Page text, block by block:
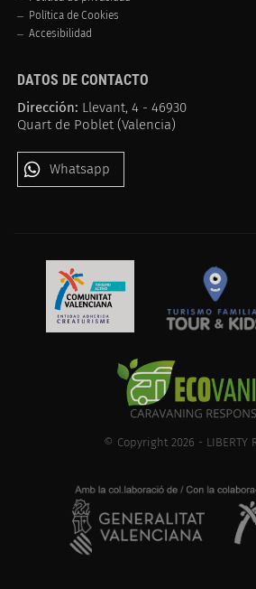
Política de Cookies
Accesibilidad
DATOS DE CONTACTO
Dirección: Llevant, 4 - 46930
Quart de Poblet (Valencia)
Whatsapp
© Copyright 2026 - LIBERTY